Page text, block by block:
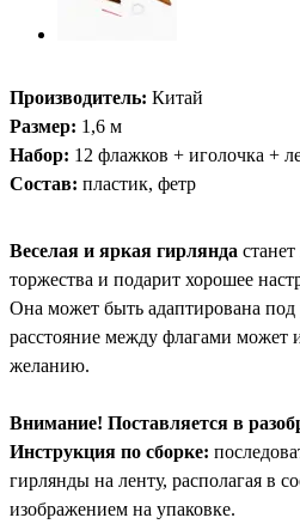
Производитель: Китай
Размер: 1,6 м
Набор: 12 флажков + иголочка +
Состав: пластик, фетр
Веселая и яркая гирлянда
торжества и подарит хорошее
Она может быть адаптирована под
расстояние между флагами может
желанию.
Внимание! Поставляется в
Инструкция по сборке:
гирлянды на ленту, располагая в
изображением на упаковке.